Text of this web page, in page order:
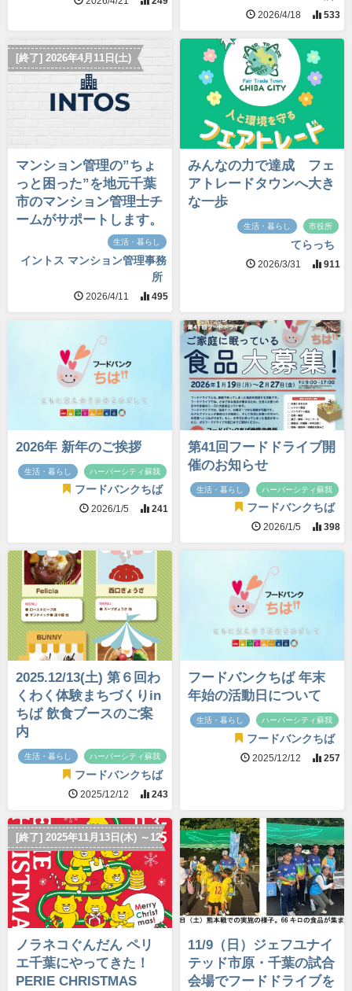
2026/4/18 533
[終了] 2026年4月11日(土)
マンション管理の”ちょ
っと困った”を地元千葉
市のマンション管理士チ
ームがサポートします。
生活・暮らし
イントス マンション管理事務
所
2026/4/11 495
みんなの力で達成 フェ
アトレードタウンへ大き
な一歩
生活・暮らし 市役所
てらっち
2026/3/31 911
2026年 新年のご挨拶
生活・暮らし ハーバーシティ蘇我
フードバンクちば
2026/1/5 241
第41回フードドライブ開
催のお知らせ
生活・暮らし ハーバーシティ蘇我
フードバンクちば
2026/1/5 398
2025.12/13(土) 第６回わ
くわく体験まちづくりin
ちば 飲食ブースのご案
内
生活・暮らし ハーバーシティ蘇我
フードバンクちば
2025/12/12 243
フードバンクちば 年末
年始の活動日について
生活・暮らし ハーバーシティ蘇我
フードバンクちば
2025/12/12 257
[終了] 2025年11月13日(木) ～12月31日(水)
ノラネコぐんだん ペリ
エ千葉にやってきた！
PERIE CHRISTMAS
11/9（日）ジェフユナイ
テッド市原・千葉の試合
会場でフードドライブを